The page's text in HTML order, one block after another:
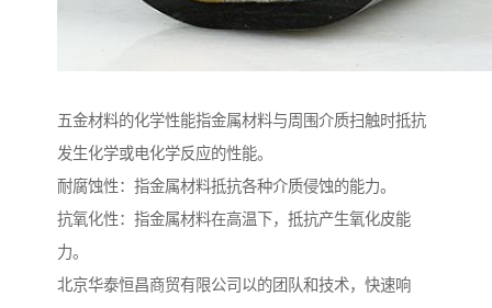
五金材料的化学性能指金属材料与周围介质扫触时抵抗
发生化学或电化学反应的性能。
耐腐蚀性：指金属材料抵抗各种介质侵蚀的能力。
抗氧化性：指金属材料在高温下，抵抗产生氧化皮能
力。
北京华泰恒昌商贸有限公司以的团队和技术，快速响